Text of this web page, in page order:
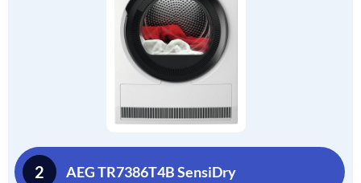
2 AEG TR7386T4B SensiDry